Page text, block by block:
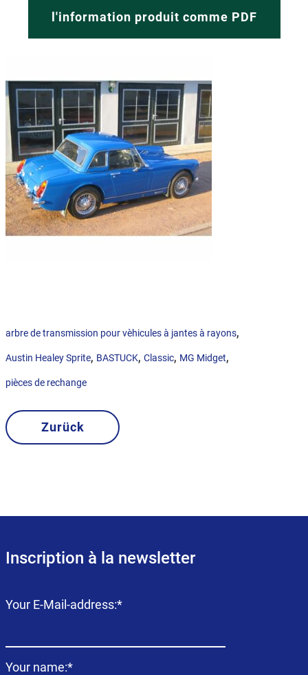
l'information produit comme PDF
arbre de transmission pour vèhicules à jantes à rayons,
Austin Healey Sprite, BASTUCK, Classic, MG Midget,
pièces de rechange
Zurück
Inscription à la newsletter
Champ
Your E-Mail-address:*
Champ
Your name:*